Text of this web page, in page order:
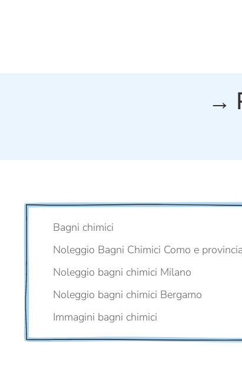
→
Bagni chimici
Noleggio Bagni Chimici Como e provincia
Noleggio bagni chimici Milano
Noleggio bagni chimici Bergamo
Immagini bagni chimici